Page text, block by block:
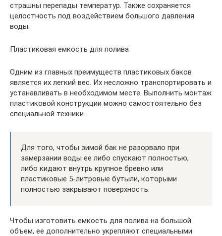
страшны перепады температур. Также сохраняется
целостность под воздействием большого давления
воды.
Пластиковая емкость для полива
Одним из главных преимуществ пластиковых баков
является их легкий вес. Их несложно транспортировать и
устанавливать в необходимом месте. Выполнить монтаж
пластиковой конструкции можно самостоятельно без
специальной техники.
Для того, чтобы зимой бак не разорвало при
замерзании воды ее либо спускают полностью,
либо кидают внутрь крупное бревно или
пластиковые 5-литровые бутыли, которыми
полностью закрывают поверхность.
Чтобы изготовить емкость для полива на большой
объем, ее дополнительно укрепляют специальными